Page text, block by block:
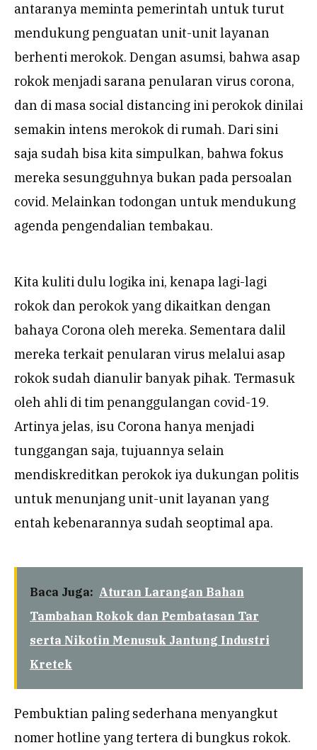
antaranya meminta pemerintah untuk turut
mendukung penguatan unit-unit layanan
berhenti merokok. Dengan asumsi, bahwa asap
rokok menjadi sarana penularan virus corona,
dan di masa social distancing ini perokok dinilai
semakin intens merokok di rumah. Dari sini
saja sudah bisa kita simpulkan, bahwa fokus
mereka sesungguhnya bukan pada persoalan
covid. Melainkan todongan untuk mendukung
agenda pengendalian tembakau.
Kita kuliti dulu logika ini, kenapa lagi-lagi
rokok dan perokok yang dikaitkan dengan
bahaya Corona oleh mereka. Sementara dalil
mereka terkait penularan virus melalui asap
rokok sudah dianulir banyak pihak. Termasuk
oleh ahli di tim penanggulangan covid-19.
Artinya jelas, isu Corona hanya menjadi
tunggangan saja, tujuannya selain
mendiskreditkan perokok iya dukungan politis
untuk menunjang unit-unit layanan yang
entah kebenarannya sudah seoptimal apa.
Baca Juga: Aturan Larangan Bahan
Tambahan Rokok dan Pembatasan Tar
serta Nikotin Menusuk Jantung Industri
Kretek
Pembuktian paling sederhana menyangkut
nomer hotline yang tertera di bungkus rokok.